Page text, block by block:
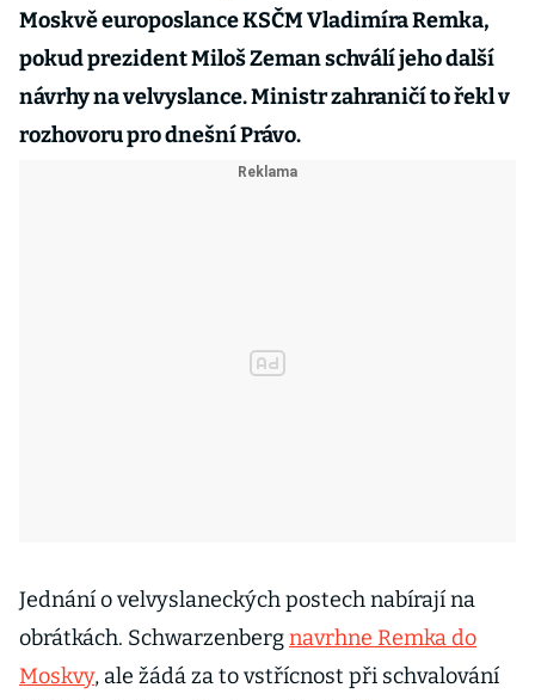
Moskvě europoslance KSČM Vladimíra Remka,
pokud prezident Miloš Zeman schválí jeho další
návrhy na velvyslance. Ministr zahraničí to řekl v
rozhovoru pro dnešní Právo.
Jednání o velvyslaneckých postech nabírají na
obrátkách. Schwarzenbergnavrhne Remka do
Moskvy, ale žádá za to vstřícnost při schvalování